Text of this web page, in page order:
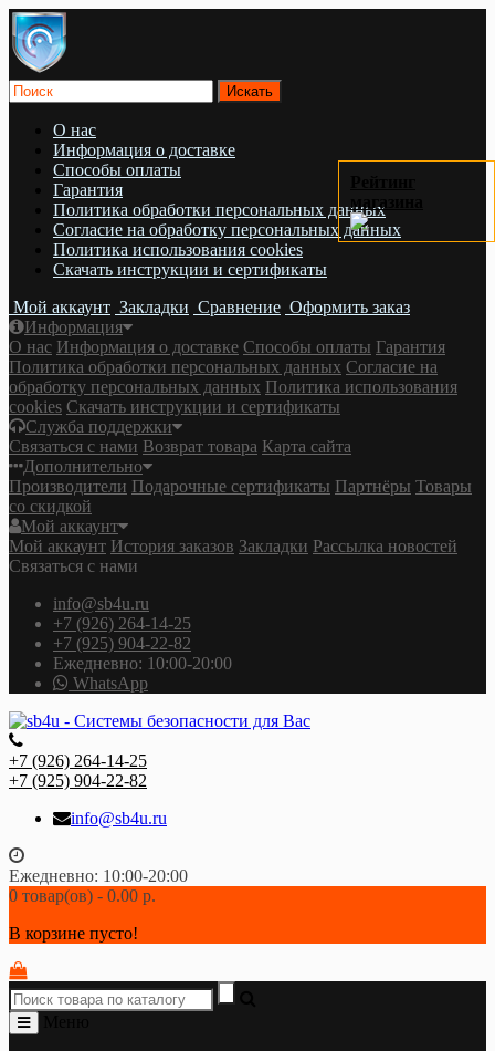
О нас
Информация о доставке
Cпособы оплаты
Гарантия
Политика обработки персональных данных
Согласие на обработку персональных данных
Политика использования cookies
Скачать инструкции и сертификаты
Мой аккаунт Закладки Сравнение Оформить заказ
Информация
О нас Информация о доставке Cпособы оплаты Гарантия
Политика обработки персональных данных Согласие на
обработку персональных данных Политика использования
cookies Скачать инструкции и сертификаты
Служба поддержки
Связаться с нами Возврат товара Карта сайта
Дополнительно
Производители Подарочные сертификаты Партнёры Товары
со скидкой
Мой аккаунт
Мой аккаунт История заказов Закладки Рассылка новостей
Связаться с нами
info@sb4u.ru
+7 (926) 264-14-25
+7 (925) 904-22-82
Ежедневно: 10:00-20:00
WhatsApp
+7 (926) 264-14-25
+7 (925) 904-22-82
info@sb4u.ru
Ежедневно: 10:00-20:00
0 товар(ов) - 0.00 р.
В корзине пусто!